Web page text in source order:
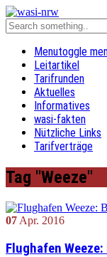
Menutoggle
Leitartikel
Tarifrunden
Aktuelles
Informatives
wasi-fakten
Nützliche Links
Tarifverträge
Tag "Weeze"
07 Apr. 2016
Flughafen